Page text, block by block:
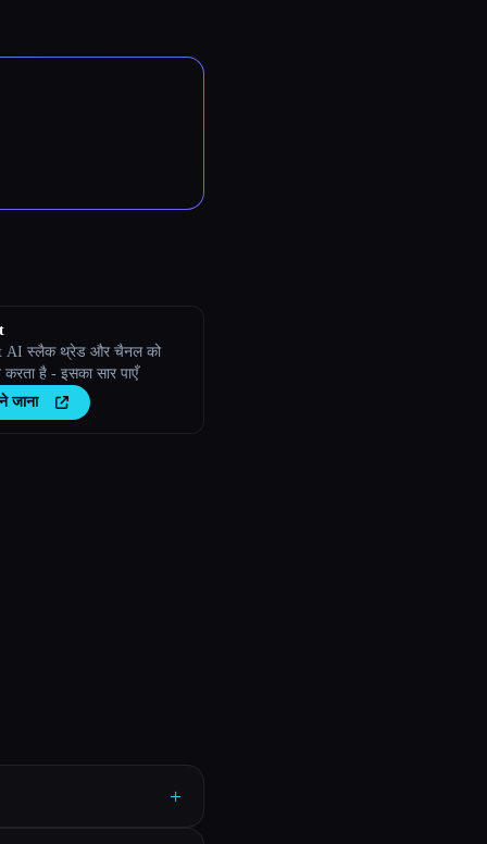
AI स्लैक थ्रेड और चैनल को
करता है - इसका सार पाएँ
जाना
+